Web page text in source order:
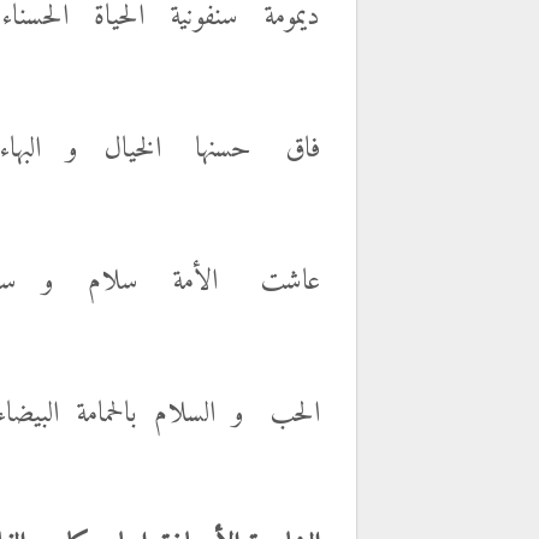
ديمومة سنفونية الحياة الحسناء
فاق حسنها الخيال و البهاء
عاشت الأمة سلام و
الحب و السلام بالحمامة